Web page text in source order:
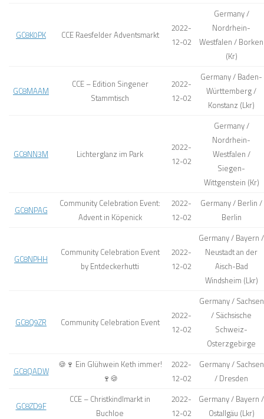
GC8K0PK CCE Raesfelder Adventsmarkt
2022-
12-02
Germany /
Nordrhein-
Westfalen / Borken
(Kr)
GC8MAAM
CCE – Edition Singener
Stammtisch
2022-
12-02
Germany / Baden-
Württemberg /
Konstanz (Lkr)
GC8NN3M Lichterglanz im Park
2022-
12-02
Germany /
Nordrhein-
Westfalen /
Siegen-
Wittgenstein (Kr)
GC8NPAG
Community Celebration Event:
Advent in Köpenick
2022-
12-02
Germany / Berlin /
Berlin
GC8NPHH
Community Celebration Event
by Entdeckerhutti
2022-
12-02
Germany / Bayern /
Neustadt an der
Aisch-Bad
Windsheim (Lkr)
GC8Q9ZR Community Celebration Event
2022-
12-02
Germany / Sachsen
/ Sächsische
Schweiz-
Osterzgebirge
GC8QADW
🍪🍷 Ein Glühwein Keth immer!
🍷🍪
2022-
12-02
Germany / Sachsen
/ Dresden
GC8ZD9F
CCE – Christkindlmarkt in
Buchloe
2022-
12-02
Germany / Bayern /
Ostallgäu (Lkr)